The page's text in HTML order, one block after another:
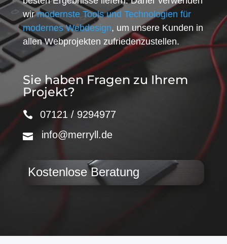
wirmodernste Tools und Technologien für
modernes Webdesign, um unsere Kunden in
allen Webprojekten zufriedenzustellen.
Sie haben Fragen zu Ihrem
Projekt?
07121 / 9294977
info@merryll.de
Kostenlose Beratung